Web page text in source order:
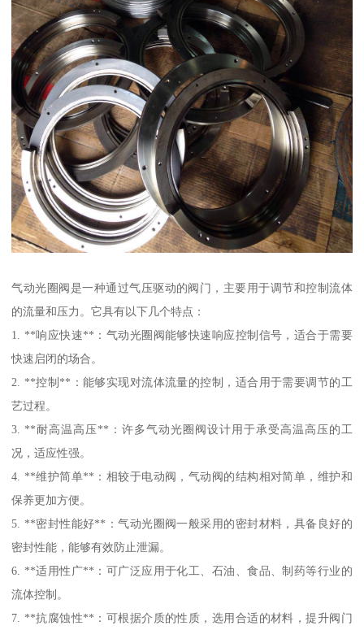
气动光圈阀是一种通过气压驱动的阀门，主要用于调节和控制流体
的流量和压力。它具有以下几个特点：
1. **响应快速**：气动光圈阀能够快速响应控制信号，适合于需要
快速启闭的场合。
2. **控制**：能够实现对流体流量的控制，适合用于需要调节的工
艺过程。
3. **耐高温高压**：许多气动光圈阀设计用于承受高温高压的工
况，适应性强。
4. **维护简单**：相较于电动阀，气动阀的结构相对简单，维护和
保养更加方便。
5. **密封性能好**：气动光圈阀一般采用的密封材料，具备良好的
密封性能，能够有效防止泄漏。
6. **适用性广**：可广泛应用于化工、石油、食品、制药等行业的
流体控制。
7. **抗腐蚀性**：可根据介质的性质，选用合适的材料，提升阀门